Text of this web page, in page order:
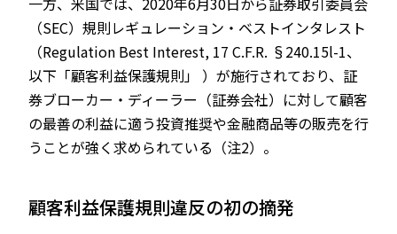
（SEC）規則レギュレーション・ベストインタレスト
（Regulation Best Interest, 17 C.F.R. §240.15l-1、
以下「顧客利益保護規則」 ）が施行されており、証
券ブローカー・ディーラー（証券会社）に対して顧客
の最善の利益に適う投資推奨や金融商品等の販売を行
うことが強く求められている（注2）。
顧客利益保護規則違反の初の摘発